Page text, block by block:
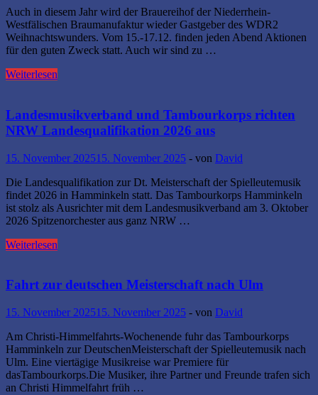
Auch in diesem Jahr wird der Brauereihof der Niederrhein-
Westfälischen Braumanufaktur wieder Gastgeber des WDR2
Weihnachtswunders. Vom 15.-17.12. finden jeden Abend Aktionen
für den guten Zweck statt. Auch wir sind zu …
TKH
Weihnachtswunder
am
17.12.
Weiterlesen
Landesmusikverband und Tambourkorps richten
NRW Landesqualifikation 2026 aus
15. November 202515. November 2025 - von David
Die Landesqualifikation zur Dt. Meisterschaft der Spielleutemusik
findet 2026 in Hamminkeln statt. Das Tambourkorps Hamminkeln
ist stolz als Ausrichter mit dem Landesmusikverband am 3. Oktober
2026 Spitzenorchester aus ganz NRW …
Landesmusikverband
richten
Landesqualifikation
2026
aus
Weiterlesen
Fahrt zur deutschen Meisterschaft nach Ulm
15. November 202515. November 2025 - von David
Am Christi-Himmelfahrts-Wochenende fuhr das Tambourkorps
Hamminkeln zur DeutschenMeisterschaft der Spielleutemusik nach
Ulm. Eine viertägige Musikreise war Premiere für
dasTambourkorps.Die Musiker, ihre Partner und Freunde trafen sich
an Christi Himmelfahrt früh …